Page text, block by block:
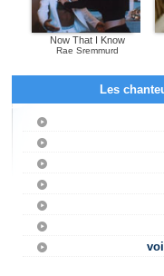
Now That I Know
Rae Sremmurd
Les